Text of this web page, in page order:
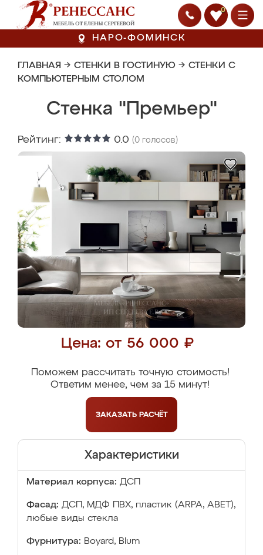
0
НАРО-ФОМИНСК
ГЛАВНАЯ → СТЕНКИ В ГОСТИНУЮ → СТЕНКИ С
КОМПЬЮТЕРНЫМ СТОЛОМ
Стенка "Премьер"
Рейтинг: 0.0 (0 голосов)
Цена: от 56 000 ₽
Поможем рассчитать точную стоимость!
Ответим менее, чем за 15 минут!
ЗАКАЗАТЬ РАСЧЁТ
Характеристики
Материал корпуса: ДСП
Фасад: ДСП, МДФ ПВХ, пластик (ARPA, ABET),
любые виды стекла
Фурнитура: Boyard, Blum